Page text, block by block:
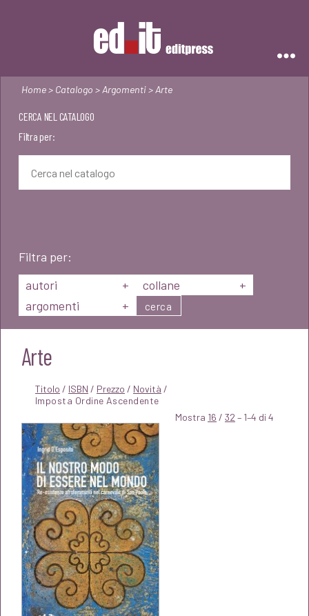
Home> Catalogo > Argomenti> Arte
CERCA NEL CATALOGO
Filtra per:
Filtra per:
autori
+ collane
+
argomenti
+ cerca
Arte
Titolo / ISBN / Prezzo / Novità /
Mostra 16 / 32 – 1–4 di 4